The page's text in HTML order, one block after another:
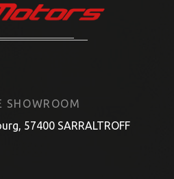
SHOWROOM
57400 SARRALTROFF